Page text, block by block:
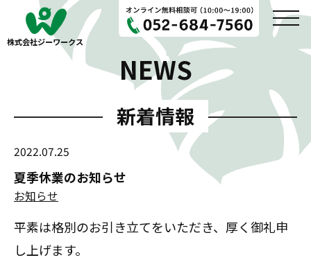
株式会社ジーワークス
NEWS
新着情報
2022.07.25
夏季休業のお知らせ
お知らせ
平素は格別のお引き立てをいただき、厚く御礼申
し上げます。